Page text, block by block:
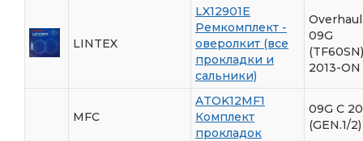
LINTEX
LX12901E
Ремкомплект -
оверолкит (все
прокладки и
сальники)
09G
(TF60SN)
2013-ON
MFC
ATOK12MF1
Комплект
прокладок
09G С
(GEN.1/2)